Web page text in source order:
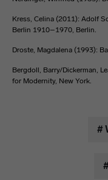
Kress, Celina (2011): Adolf
Berlin 1910–1970, Berlin.
Droste, Magdalena (1993):
Bergdoll, Barry/Dickerman,
for Modernity, New York.
#